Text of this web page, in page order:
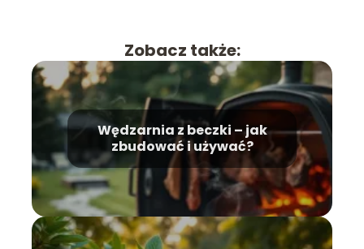
Zobacz także:
Wędzarnia z beczki – jak
zbudować i używać?